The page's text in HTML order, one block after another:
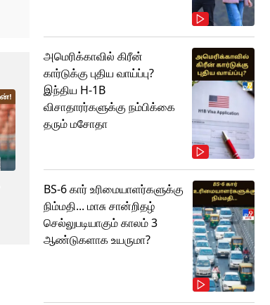
அமெரிக்காவில் கிரீன்
கார்டுக்கு புதிய வாய்ப்பு?
இந்திய H-1B
விசாதாரர்களுக்கு நம்பிக்கை
தரும் மசோதா
BS-6 கார் உரிமையாளர்களுக்கு
நிம்மதி... மாசு சான்றிதழ்
செல்லுபடியாகும் காலம் 3
ஆண்டுகளாக உயருமா?